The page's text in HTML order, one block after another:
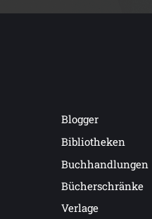
Blogger
Bibliotheken
Buchhandlungen
Bücherschränke
Verlage